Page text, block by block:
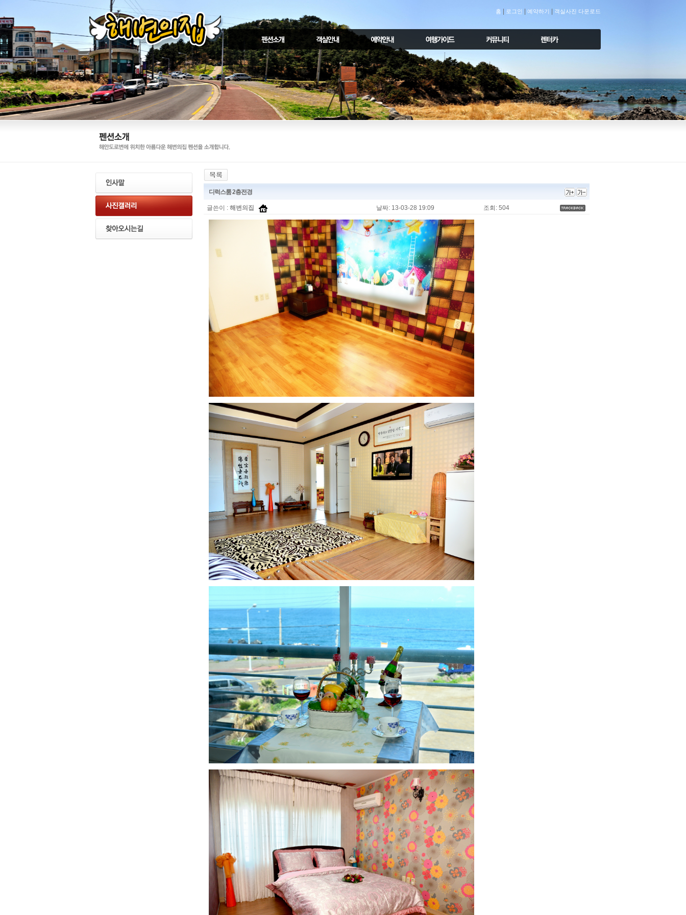
홈 로그인 예약하기 객실사진 다운로드
디럭스룸 2층전경
글쓴이 : 해변의집 날짜: 13-03-28 19:09 조회: 504